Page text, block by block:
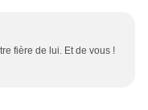
fière de lui. Et de vous !